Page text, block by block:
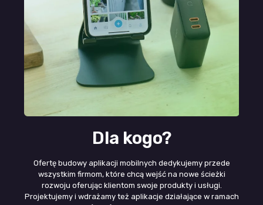
Dla kogo?
Ofertę budowy aplikacji mobilnych dedykujemy przede
wszystkim firmom, które chcą wejść na nowe ścieżki
rozwoju oferując klientom swoje produkty i usługi.
Projektujemy i wdrażamy też aplikacje działające w ramach